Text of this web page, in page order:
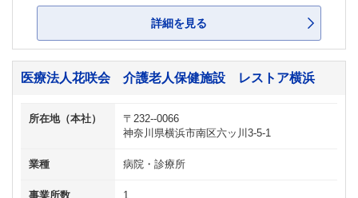
詳細を見る
医療法人花咲会 介護老人保健施設 レストア横浜
所在地（本社）
〒232--0066
神奈川県横浜市南区六ッ川3-5-1
業種 病院・診療所
事業所数 1